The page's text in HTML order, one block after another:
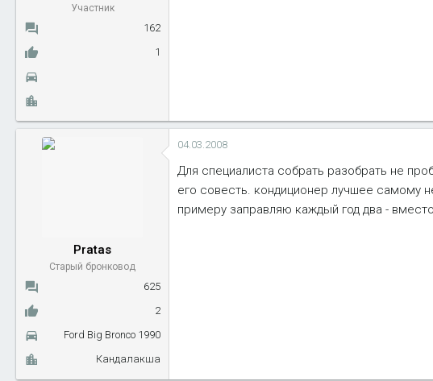
Участник
162
1
Pratas
Старый бронковод
625
2
Ford Big Bronco 1990
Кандалакша
04.03.2008
Для специалиста собрать разобрать не
его совесть. кондиционер лучшее самому
примеру заправляю каждый год два -